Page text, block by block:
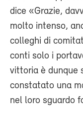
dice «Grazie,
molto intenso,
colleghi di
conti solo i
vittoria è dunque
constatato una
nel loro sguardo